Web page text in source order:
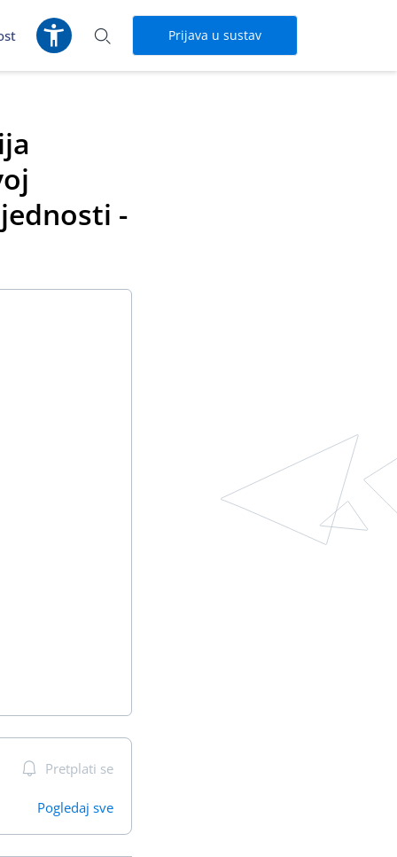
Prijava u sustav
-
Pretplati se
Pogledaj sve